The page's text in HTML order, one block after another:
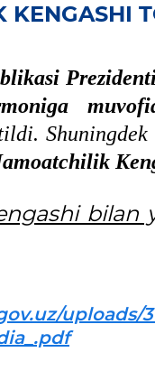
KENGASHI
bilan
uploads/